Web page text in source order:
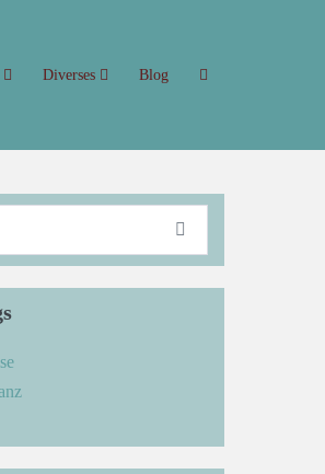
Diverses Blog